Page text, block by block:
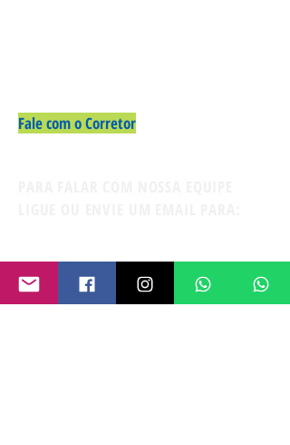
Fale com o Corretor
11-94722-0312Whatsapp
firmatusimoveis@gmail.com
CRECI/SP 168.745-Avaré/SP